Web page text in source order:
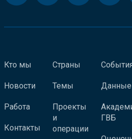
Кто мы
Новости
Работа
Контакты
Страны
Темы
Проекты
и
операции
Данные
ГВБ